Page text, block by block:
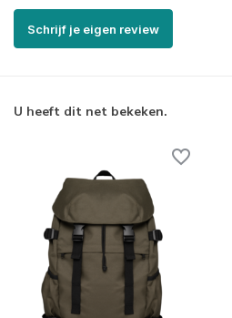
Schrijf je eigen review
U heeft dit net bekeken.